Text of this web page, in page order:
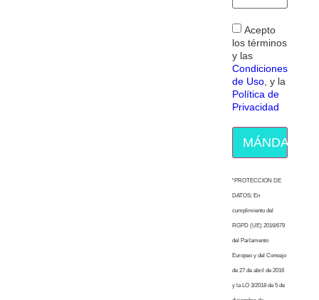
Acepto
los términos
y las
Condiciones
de Uso , y la
Política de
Privacidad
MÁNDAME
“PROTECCION DE
DATOS: En
cumplimiento del
RGPD (UE) 2016/679
del Parlamento
Europeo y del Consejo
de 27 de abril de 2016
y la LO 3/2018 de 5 de